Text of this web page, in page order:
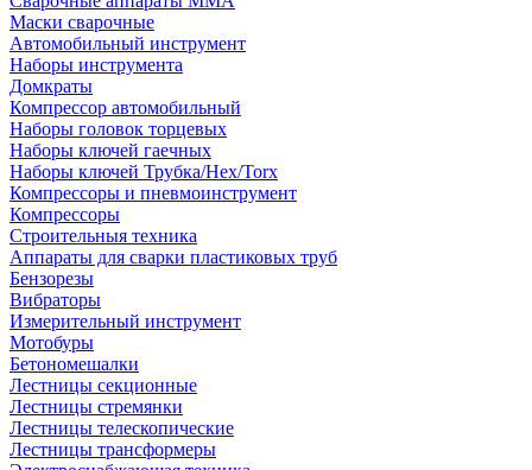
Маски сварочные
Автомобильный инструмент
Наборы инструмента
Домкраты
Компрессор автомобильный
Наборы головок торцевых
Наборы ключей гаечных
Наборы ключей Трубка/Hex/Torx
Компрессоры и пневмоинструмент
Компрессоры
Строительныя техника
Аппараты для сварки пластиковых труб
Бензорезы
Вибраторы
Измерительный инструмент
Мотобуры
Бетономешалки
Лестницы секционные
Лестницы стремянки
Лестницы телескопические
Лестницы трансформеры